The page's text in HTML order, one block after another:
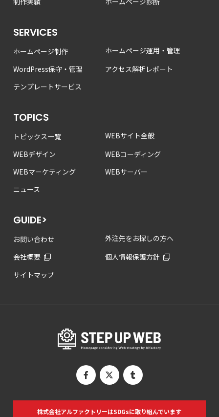
SERVICES
ホームページ制作
ホームページ運用・管理
WordPress保守・管理
アクセス解析レポート
テンプレートサービス
TOPICS
トピックス一覧
WEBサイト全般
WEBデザイン
WEBコーディング
WEBマーケティング
WEBサーバー
ニュース
GUIDE>
お問い合わせ
外注先をお探しの方へ
会社概要
個人情報保護方針
サイトマップ
株式会社アルファクトリーはSDGsに取り組んでいます